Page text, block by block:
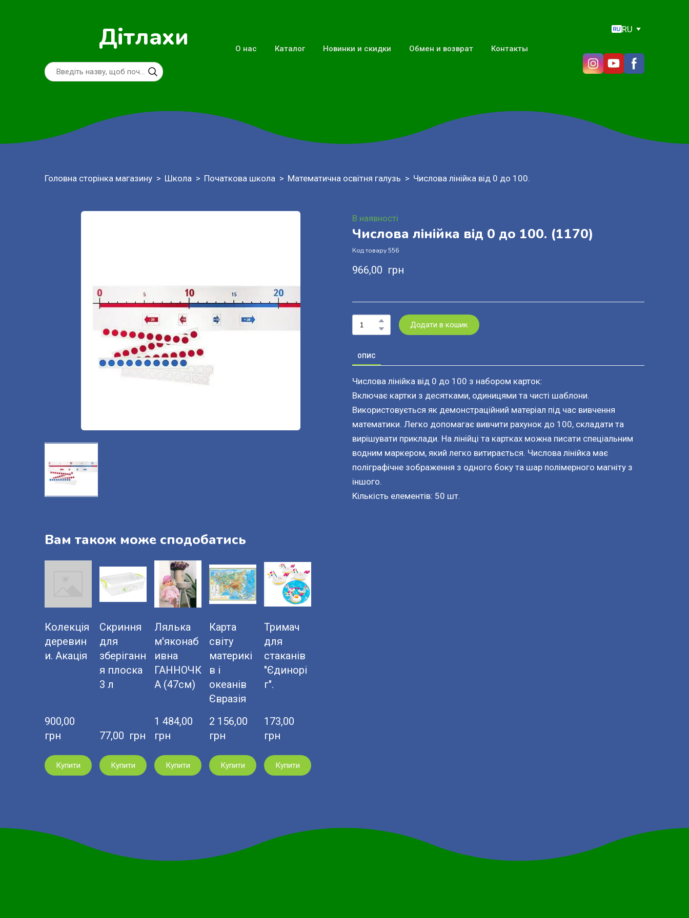
Дітлахи О нас Каталог Новинки и скидки Обмен и возврат Контакты
RU
Головна сторінка магазину Школа Початкова школа Математична освітня галузь Числова лінійка від 0 до 100.
В наявності
Числова лінійка від 0 до 100. (1170)
Код товару 556
966,00  грн
Додати в кошик
ОПИС
Числова лінійка від 0 до 100 з набором карток:
Включає картки з десятками, одиницями та чисті шаблони.
Використовується як демонстраційний матеріал під час вивчення
математики. Легко допомагає вивчити рахунок до 100, складати та
вирішувати приклади. На лінійці та картках можна писати спеціальним
водним маркером, який легко витирається. Числова лінійка має
поліграфічне зображення з одного боку та шар полімерного магніту з
іншого.
Кількість елементів: 50 шт.
Вам також може сподобатись
Колекція
деревин
и. Акація
900,00
грн
Купити
Скриння
для
зберіганн
я плоска
3 л
77,00  грн
Купити
Лялька
м'яконаб
ивна
ГАННОЧК
А (47см)
1 484,00
грн
Купити
Карта
світу
материкі
в і
океанів
Євразія
2 156,00
грн
Купити
Тримач
для
стаканів
"Єдинорі
г".
173,00
грн
Купити